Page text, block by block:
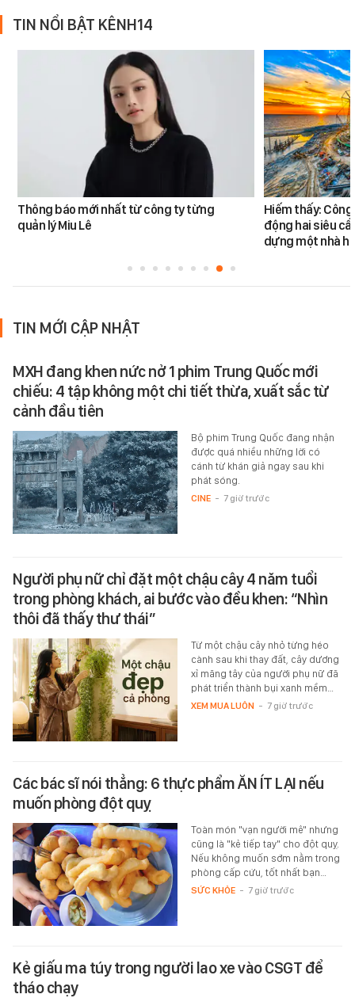
TIN NỔI BẬT KÊNH14
Thông báo mới nhất từ công ty từng
quản lý Miu Lê
Hiếm thấy:
động hai siêu
dựng một nhà
TIN MỚI CẬP NHẬT
MXH đang khen nức nở 1 phim Trung Quốc mới
chiếu: 4 tập không một chi tiết thừa, xuất sắc từ
cảnh đầu tiên
Bộ phim Trung Quốc đang nhận
được quá nhiều những lời có
cánh từ khán giả ngay sau khi
phát sóng.
CINE - 7 giờ trước
Người phụ nữ chỉ đặt một chậu cây 4 năm tuổi
trong phòng khách, ai bước vào đều khen: “Nhìn
thôi đã thấy thư thái”
Từ một chậu cây nhỏ từng héo
cành sau khi thay đất, cây dương
xỉ măng tây của người phụ nữ đã
phát triển thành bụi xanh mềm…
XEM MUA LUÔN - 7 giờ trước
Các bác sĩ nói thẳng: 6 thực phẩm ĂN ÍT LẠI nếu
muốn phòng đột quỵ
Toàn món "vạn người mê" nhưng
cũng là "kẻ tiếp tay" cho đột quỵ.
Nếu không muốn sớm nằm trong
phòng cấp cứu, tốt nhất bạn…
SỨC KHỎE - 7 giờ trước
Kẻ giấu ma túy trong người lao xe vào CSGT để
tháo chạy